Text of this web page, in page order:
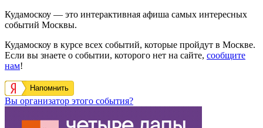
Кудамоскоу — это интерактивная афиша самых интересных
событий Москвы.
Кудамоскоу в курсе всех событий, которые пройдут в Москве.
Если вы знаете о событии, которого нет на сайте, сообщите
нам!
Напомнить
Вы организатор этого события?